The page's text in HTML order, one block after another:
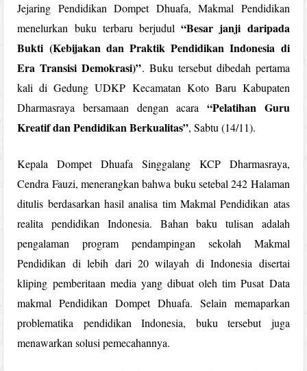
Jejaring Pendidikan Dompet Dhuafa, Makmal Pendidikan
menelurkan buku terbaru berjudul“Besar janji daripada
Bukti (Kebijakan dan Praktik Pendidikan Indonesia di
Era Transisi Demokrasi)”. Buku tersebut dibedah pertama
kali di Gedung UDKP Kecamatan Koto Baru Kabupaten
Dharmasraya bersamaan dengan acara “Pelatihan Guru
Kreatif dan Pendidikan Berkualitas”, Sabtu (14/11).
Kepala Dompet Dhuafa Singgalang KCP Dharmasraya,
Cendra Fauzi, menerangkan bahwa buku setebal 242 Halaman
ditulis berdasarkan hasil analisa tim Makmal Pendidikan atas
realita pendidikan Indonesia. Bahan baku tulisan adalah
pengalaman program pendampingan sekolah Makmal
Pendidikan di lebih dari 20 wilayah di Indonesia disertai
kliping pemberitaan media yang dibuat oleh tim Pusat Data
makmal Pendidikan Dompet Dhuafa. Selain memaparkan
problematika pendidikan Indonesia, buku tersebut juga
menawarkan solusi pemecahannya.